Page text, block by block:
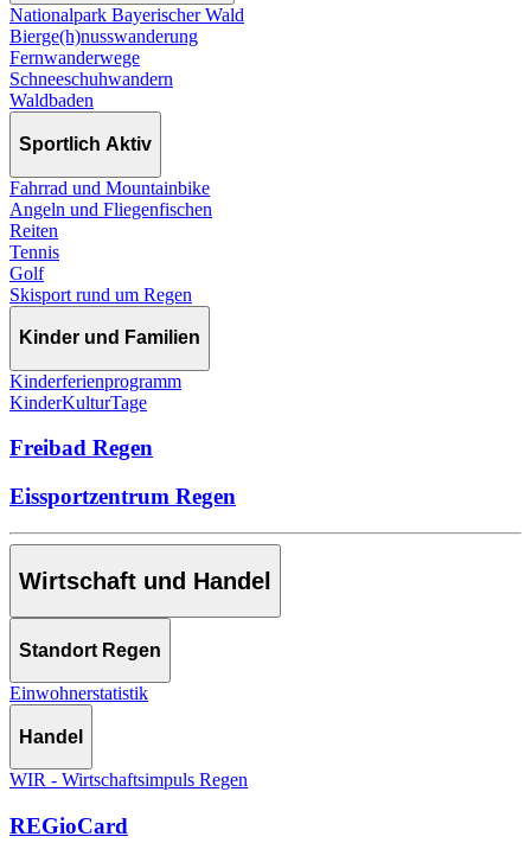
Nationalpark Bayerischer Wald
Bierge(h)nusswanderung
Fernwanderwege
Schneeschuhwandern
Waldbaden
Sportlich Aktiv
Fahrrad und Mountainbike
Angeln und Fliegenfischen
Reiten
Tennis
Golf
Skisport rund um Regen
Kinder und Familien
Kinderferienprogramm
KinderKulturTage
Freibad Regen
Eissportzentrum Regen
Wirtschaft und Handel
Standort Regen
Einwohnerstatistik
Handel
WIR - Wirtschaftsimpuls Regen
REGioCard